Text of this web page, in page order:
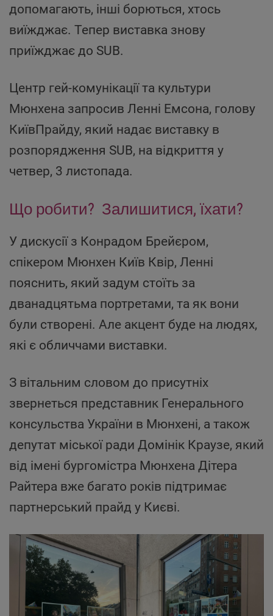
допомагають, інші борються, хтось
виїжджає. Тепер виставка знову
приїжджає до SUB.
Центр гей-комунікації та культури
Мюнхена запросив Ленні Емсона, голову
КиївПрайду, який надає виставку в
розпорядження SUB, на відкриття у
четвер, 3 листопада.
Що робити? Залишитися, їхати?
У дискусії з Конрадом Брейєром,
спікером Мюнхен Київ Квір, Ленні
пояснить, який задум стоїть за
дванадцятьма портретами, та як вони
були створені. Але акцент буде на людях,
які є обличчами виставки.
З вітальним словом до присутніх
звернеться представник Генерального
консульства України в Мюнхені, а також
депутат міської ради Домінік Краузе, який
від імені бургомістра Мюнхена Дітера
Райтера вже багато років підтримає
партнерський прайд у Києві.